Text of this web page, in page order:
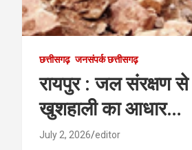
छत्तीसगढ़ जनसंपर्क छत्तीसगढ़
रायपुर : जल संरक्षण से
खुशहाली का आधार…
July 2, 2026 editor